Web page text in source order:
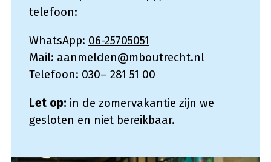
telefoon:
WhatsApp: 06-25705051
Mail: aanmelden@mboutrecht.nl
Telefoon: 030– 281 51 00
Let op: in de zomervakantie zijn we
gesloten en niet bereikbaar.